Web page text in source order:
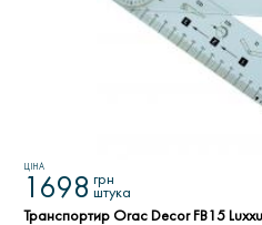
ЦІНА
1698 грн
штука
Транспортир Orac Decor FB15